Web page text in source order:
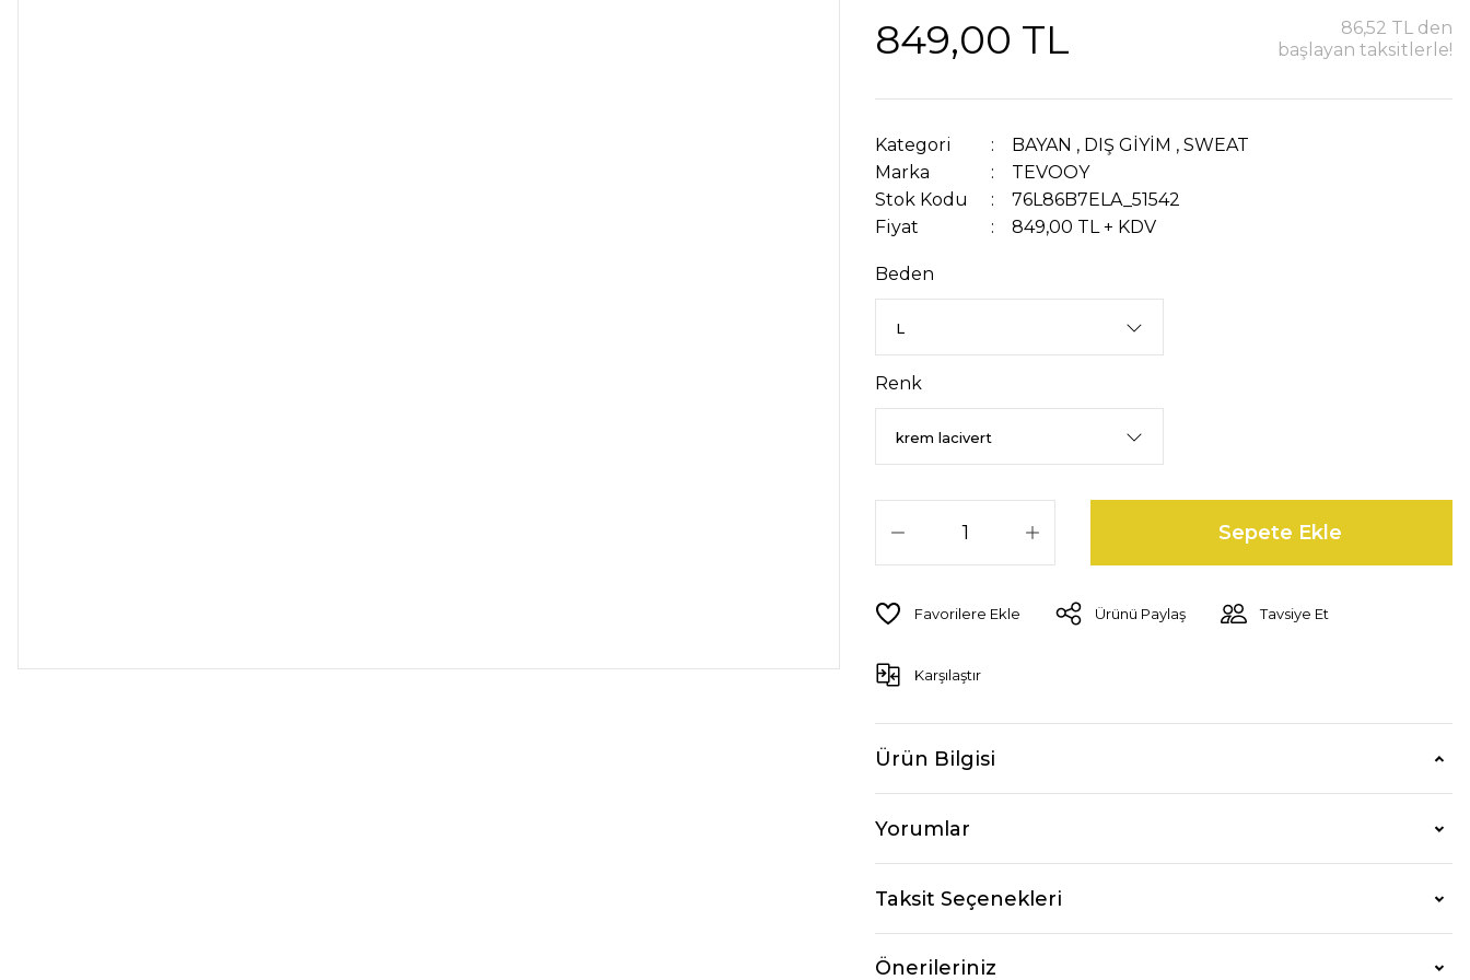
849,00 TL
86,52 TL den
başlayan taksitlerle!
Kategori BAYAN , DIŞ GİYİM , SWEAT
Marka
TEVOOY
Stok Kodu
76L86B7ELA_51542
Fiyat
849,00 TL + KDV
Beden
Renk
Sepete Ekle
Ürünü Paylaş Tavsiye Et
Karşılaştır
Ürün Bilgisi
Yorumlar
Taksit Seçenekleri
Önerileriniz